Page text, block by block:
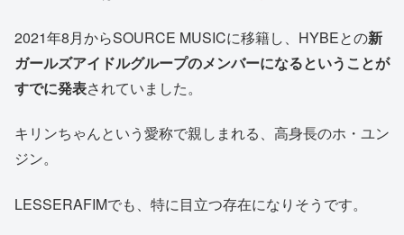
2021年8月からSOURCE MUSICに移籍し、HYBEとの新
ガールズアイドルグループのメンバーになるということが
すでに発表されていました。
キリンちゃんという愛称で親しまれる、高身長のホ・ユン
ジン。
LESSERAFIMでも、特に目立つ存在になりそうです。